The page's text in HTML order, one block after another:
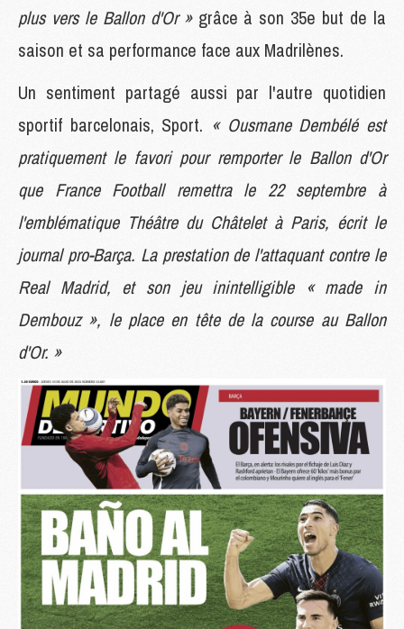
plus vers le Ballon d'Or »grâce à son 35e but de la
saison et sa performance face aux Madrilènes.
Un sentiment partagé aussi par l'autre quotidien
sportif barcelonais, Sport. « Ousmane Dembélé est
pratiquement le favori pour remporter le Ballon d'Or
que France Football remettra le 22 septembre à
l'emblématique Théâtre du Châtelet à Paris, écrit le
journal pro-Barça. La prestation de l'attaquant contre le
Real Madrid, et son jeu inintelligible « made in
Dembouz », le place en tête de la course au Ballon
d'Or. »